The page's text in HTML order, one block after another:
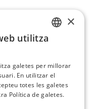
×
utilitza
galetes per millorar
En utilitzar el
totes les galetes
Política de galetes.